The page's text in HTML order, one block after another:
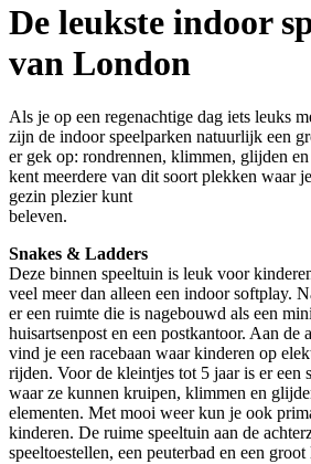
De leukste indoor
van London
Als je op een regenachtige dag iets leuks
zijn de indoor speelparken natuurlijk een
er gek op: rondrennen, klimmen, glijden
kent meerdere van dit soort plekken waar
gezin plezier kunt
beleven.
Snakes & Ladders
Deze binnen speeltuin is leuk voor
veel meer dan alleen een indoor softplay.
er een ruimte die is nagebouwd als een
huisartsenpost en een postkantoor. Aan de
vind je een racebaan waar kinderen op
rijden. Voor de kleintjes tot 5 jaar is er een
waar ze kunnen kruipen, klimmen en
elementen. Met mooi weer kun je ook
kinderen. De ruime speeltuin aan de
speeltoestellen, een peuterbad en een